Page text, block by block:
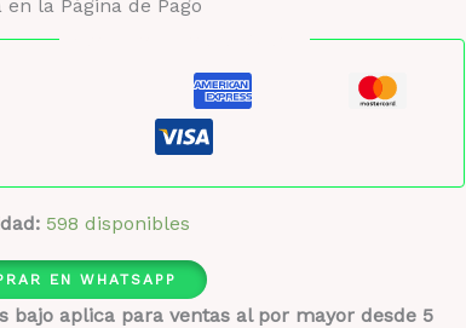
la Página de Pago
598 disponibles
EN WHATSAPP
bajo aplica para ventas al por mayor desde 5